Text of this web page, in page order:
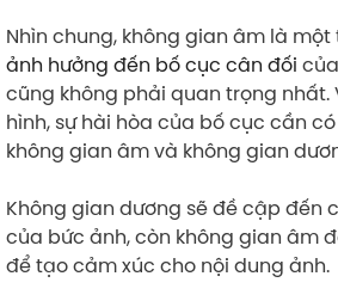
Nhìn chung, không gian âm là
ảnh hưởng đến bố cục cân đối
cũng không phải quan trọng nhất.
hình, sự hài hòa của bố cục cần
không gian âm và không gian
Không gian dương sẽ đề cập đến
của bức ảnh, còn không gian âm
để tạo cảm xúc cho nội dung ảnh.